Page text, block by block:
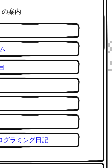
案内
グラミング日記